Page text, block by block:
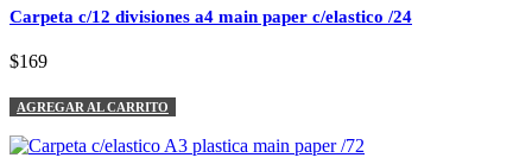
Carpeta c/12 divisiones a4 main paper c/elastico /24
$169
AGREGAR AL CARRITO